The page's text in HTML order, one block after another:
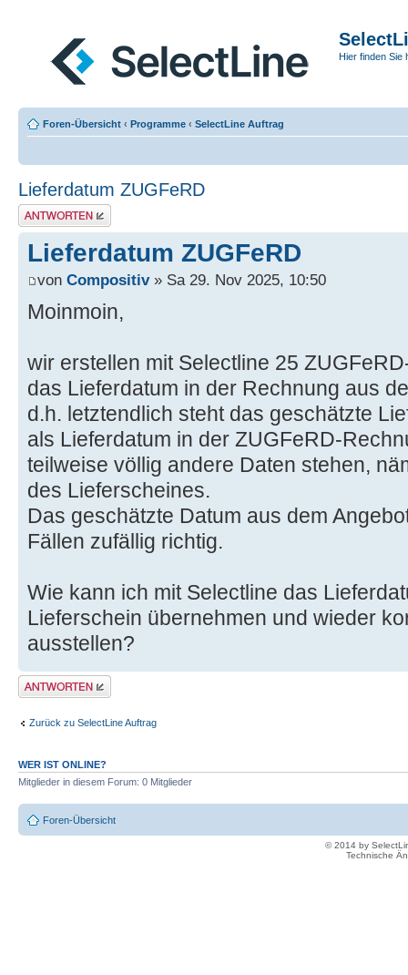
Hier finden Sie
Foren-Übersicht ‹ Programme ‹ SelectLine Auftrag
Lieferdatum ZUGFeRD
Antwort erstellen
Lieferdatum ZUGFeRD
von Compositiv» Sa 29. Nov 2025, 10:50
Moinmoin,
wir erstellen mit Selectline 25
das Lieferdatum in der Rechnung aus
d.h. letztendlich steht das geschätzte
als Lieferdatum in der ZUGFeRD-
teilweise völlig andere Daten stehen,
des Lieferscheines.
Das geschätzte Datum aus dem
Fällen zufällig richtig.
Wie kann ich mit Selectline das
Lieferschein übernehmen und wieder
ausstellen?
Antwort erstellen
Zurück zu SelectLine Auftrag
WER IST ONLINE?
Mitglieder in diesem Forum: 0 Mitglieder
Foren-Übersicht
© 2014 by
Technische